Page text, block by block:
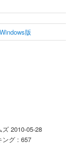
版
2010-05-28
ング : 657